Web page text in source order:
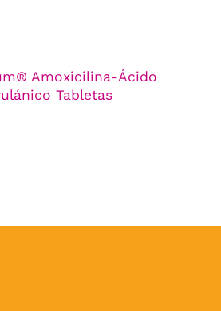
Amoxicilina-Ácido
Tabletas